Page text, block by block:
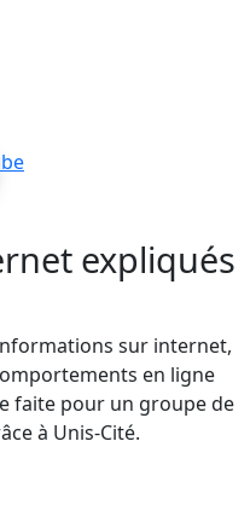
expliqués
sur internet,
en ligne
faite pour un groupe de
à Unis-Cité.